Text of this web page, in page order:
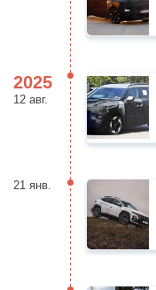
Отзывы об авто
Все для авто
Загрузить
2025
12 авг.
21 янв.